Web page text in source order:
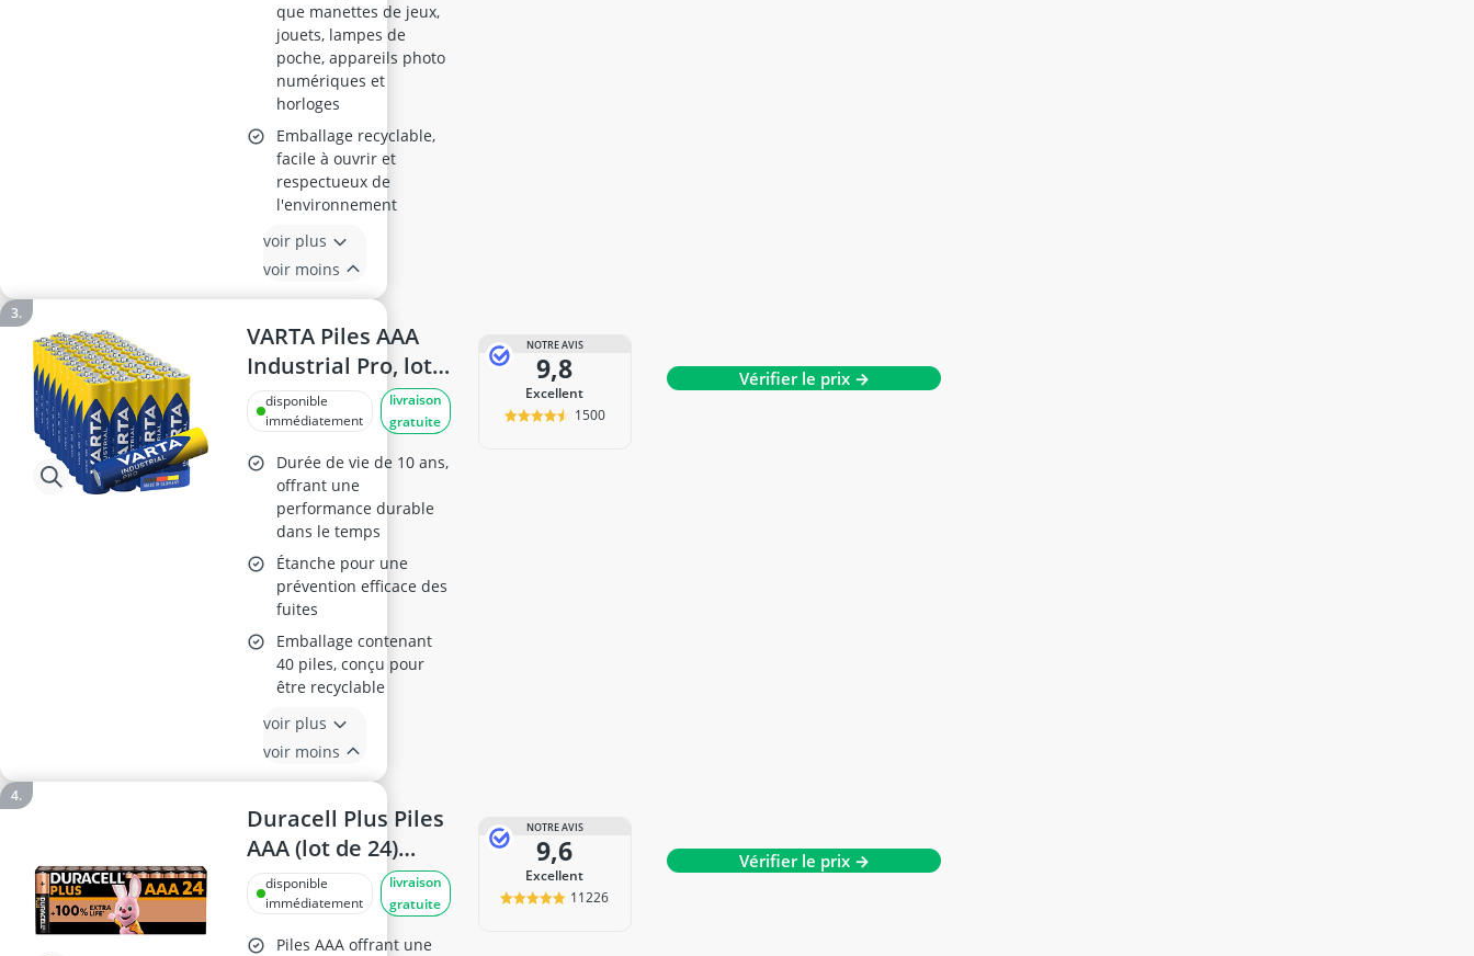
que manettes de jeux,
jouets, lampes de
poche, appareils photo
numériques et
horloges
Emballage recyclable,
facile à ouvrir et
respectueux de
l'environnement
voir plus
voir moins
VARTA Piles AAA
Industrial Pro, lot
de 40
disponible
immédiatement
livraison
gratuite
Durée de vie de 10 ans,
offrant une
performance durable
dans le temps
Étanche pour une
prévention efficace des
fuites
Emballage contenant
40 piles, conçu pour
être recyclable
voir plus
voir moins
NOTRE AVIS
9,8
Excellent
1500
Vérifier le prix →
Duracell Plus Piles
AAA (lot de 24)
LR03 MN2400
disponible
immédiatement
livraison
gratuite
Piles AAA offrant une
NOTRE AVIS
9,6
Excellent
11226
Vérifier le prix →